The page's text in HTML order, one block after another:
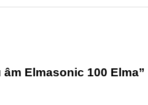
Elmasonic 100 Elma”